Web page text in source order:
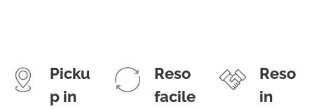
Picku
p in
Reso
facile
Reso
in